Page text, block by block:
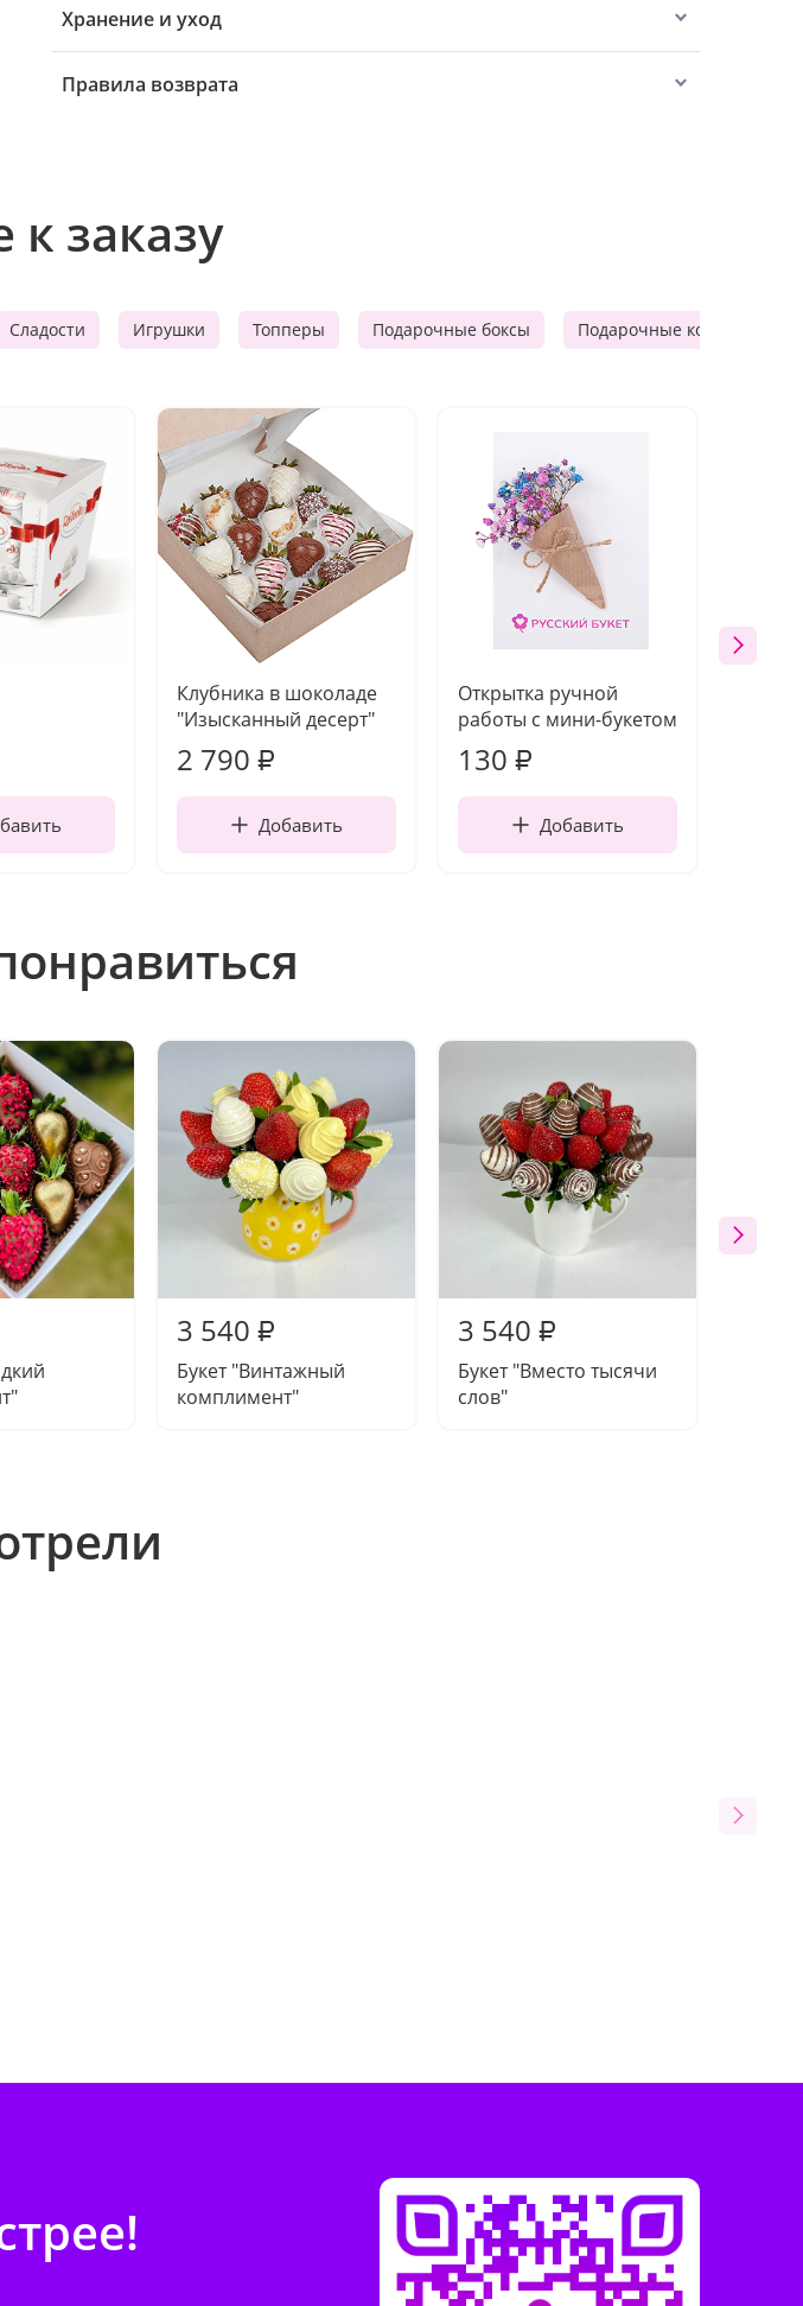
Хранение и уход
Правила возврата
к заказу
Сладости Игрушки Топперы Подарочные боксы Подарочные корзины
Клубника в шоколаде
"Изысканный десерт"
2 790 ₽
Добавить
Открытка ручной
работы с мини-букетом
130 ₽
Добавить
3 540 ₽
Букет "Винтажный
комплимент"
3 540 ₽
Букет "Вместо тысячи
слов"